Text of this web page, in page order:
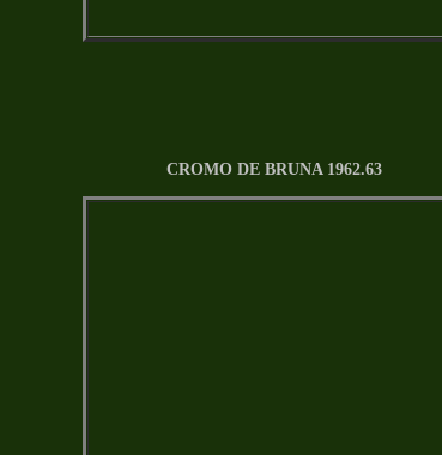
CROMO DE BRUNA 1962.63